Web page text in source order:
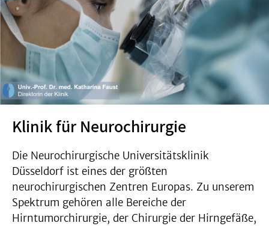
Klinik für Neurochirurgie
Die Neurochirurgische Universitätsklinik
Düsseldorf ist eines der größten
neurochirurgischen Zentren Europas. Zu unserem
Spektrum gehören alle Bereiche der
Hirntumorchirurgie, der Chirurgie der Hirngefäße,